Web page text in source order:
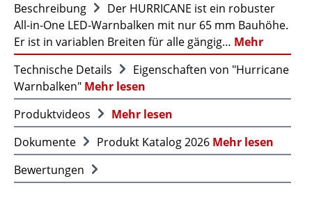
Beschreibung
Der HURRICANE ist ein robuster
All-in-One LED-Warnbalken mit nur 65 mm Bauhöhe.
Er ist in variablen Breiten für alle gängig… Mehr
Technische Details
Eigenschaften von "Hurricane
Warnbalken" Mehr lesen
Produktvideos
Mehr lesen
Dokumente
Produkt Katalog 2026 Mehr lesen
Bewertungen